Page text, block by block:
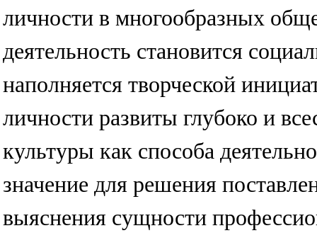
личности в многообразных
деятельность становится
наполняется творческой
личности развиты глубоко и
культуры как способа
значение для решения
выяснения сущности